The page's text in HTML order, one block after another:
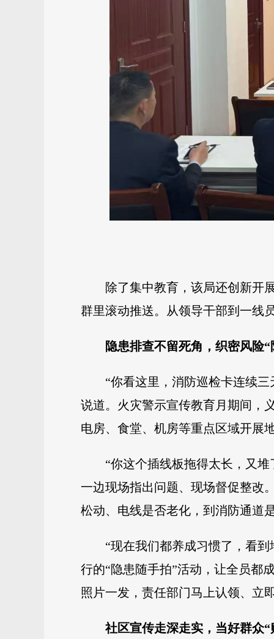
除了集中教育，该局还创新开
群里滚动推送。从领导干部到一线
隐患排查不留死角，织密风险“
“你看这里，消防巡检卡连续
说道。火灾警示宣传教育月期间，
电房、食堂、机房等重点区域开展
“你这个插线板拖得太长，又
一边现场指出问题、现场督促整改
松动、电线是否老化，到消防通道
“现在我们都养成习惯了，看
行的“隐患随手拍”活动，让全员都
照片一发，责任部门马上认领、
社区宣传走深走实，当好群众“